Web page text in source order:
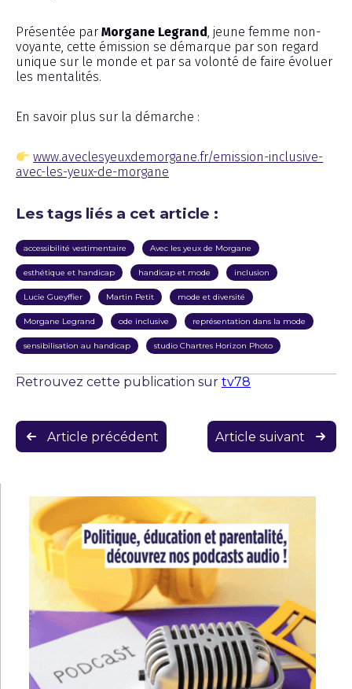
Présentée par Morgane Legrand, jeune femme non-
voyante, cette émission se démarque par son regard
unique sur le monde et par sa volonté de faire évoluer
les mentalités.
En savoir plus sur la démarche :
www.aveclesyeuxdemorgane.fr/emission-inclusive-
avec-les-yeux-de-morgane
Les tags liés a cet article :
accessibilité vestimentaire Avec les yeux de Morgane
esthétique et handicap handicap et mode inclusion
Lucie Gueyffier Martin Petit mode et diversité
Morgane Legrand ode inclusive représentation dans la mode
sensibilisation au handicap studio Chartres Horizon Photo
Retrouvez cette publication sur tv78
Navigation
de
Article précédent Article suivant